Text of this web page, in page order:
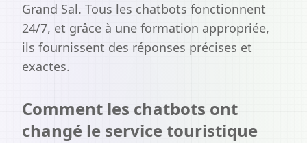
Grand Sal. Tous les chatbots fonctionnent
24/7, et grâce à une formation appropriée,
ils fournissent des réponses précises et
exactes.
Comment les chatbots ont
changé le service touristique